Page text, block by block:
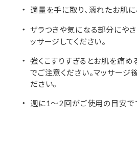
適量を手に取り、濡れたお肌に
ザラつきや気になる部分にやさ
ッサージしてください。
強くこすりすぎるとお肌を痛
でご注意ください。マッサージ
ださい。
週に1～2回がご使用の目安で